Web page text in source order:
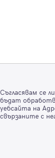
Съгласявам се
бъдат
уебсайта на
свързаните с